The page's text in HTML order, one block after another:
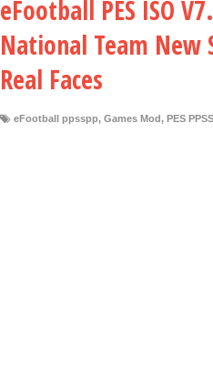
eFootball PES ISO
National Team New
Real Faces
eFootball ppsspp, Games Mod, PES